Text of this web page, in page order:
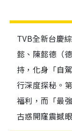
TVB全新台慶
懿、陳懿德（
持，化身「自
行深度探秘。
福利，而「最
古惑開窿震撼